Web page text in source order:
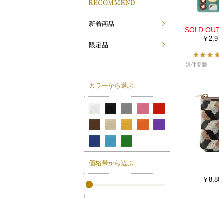
￥
￥
新着商品
限定品
カラーから選ぶ
価格帯から選ぶ